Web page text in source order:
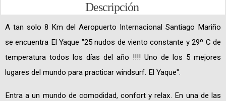
Descripción
A tan solo 8 Km del Aeropuerto Internacional Santiago Mariño
se encuentra El Yaque "25 nudos de viento constante y 29º C de
temperatura todos los días del año !!!! Uno de los 5 mejores
lugares del mundo para practicar windsurf. El Yaque".
Entra a un mundo de comodidad, confort y relax. En una de las